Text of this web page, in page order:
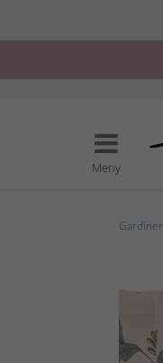
Meny
Gardiner